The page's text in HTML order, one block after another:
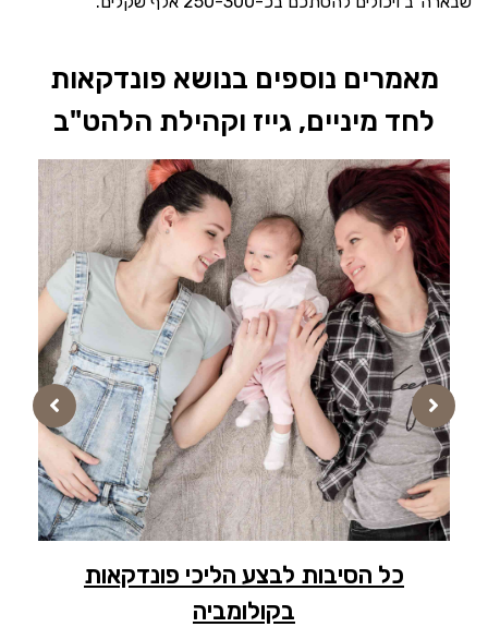
מאמרים נוספים בנושא פונדקאות
לחד מיניים, גייז וקהילת הלהט"ב
כל הסיבות לבצע הליכי פונדקאות
בקולומביה